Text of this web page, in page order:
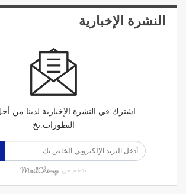
النشرة الإخبارية
اشترك في النشرة الإخبارية لدينا من
التطورات.نخ
بدعم من